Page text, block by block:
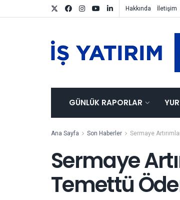
Hakkında İletişim
GÜNLÜK RAPORLAR
Ana Sayfa Son Haberler Sermaye
Sermaye
Temettü